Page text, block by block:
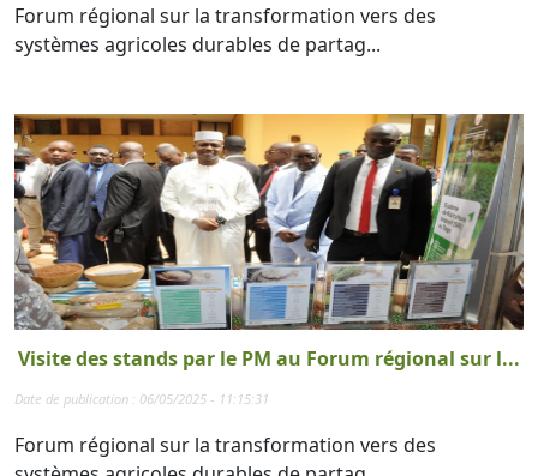
Forum régional sur la transformation vers des
systèmes agricoles durables de partag...
Visite des stands par le PM au Forum régional sur l...
Date de publication : 06/05/2025 - 11:15:31
Forum régional sur la transformation vers des